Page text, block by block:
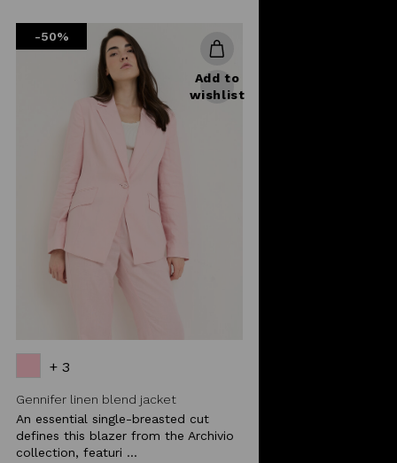
-50%
Add to
wishlist
+ 3
Gennifer linen blend jacket
An essential single-breasted cut
defines this blazer from the Archivio
collection, featuri ...